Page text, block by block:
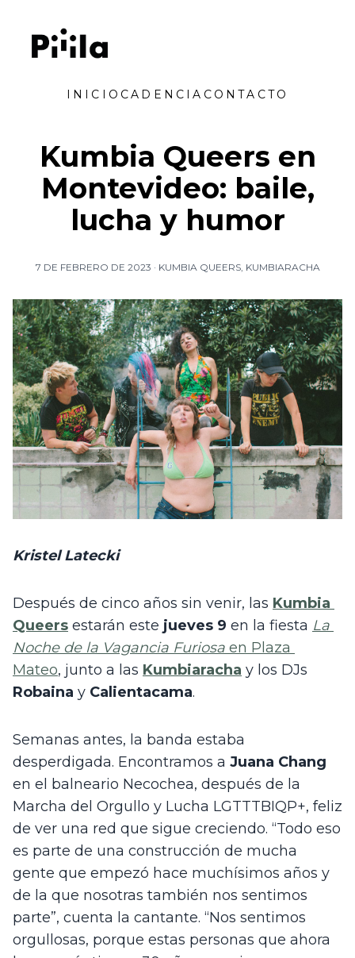
INICIO CADENCIA CONTACTO
Kumbia Queers en
Montevideo: baile,
lucha y humor
7 DE FEBRERO DE 2023 · KUMBIA QUEERS, KUMBIARACHA
Kristel Latecki
Después de cinco años sin venir, las Kumbia
Queers estarán este jueves 9 en la fiesta La
Noche de la Vagancia Furiosa en Plaza
Mateo, junto a las Kumbiaracha
Robaina y Calientacama.
Semanas antes, la banda estaba
desperdigada. Encontramos a Juana Chang
en el balneario Necochea, después de la
Marcha del Orgullo y Lucha LGTTTBIQP+, feliz
de ver una red que sigue creciendo. “Todo eso
es parte de una construcción de mucha
gente que empezó hace muchísimos años y
de la que nosotras también nos sentimos
parte”, cuenta la cantante. “Nos sentimos
orgullosas, porque estas personas que ahora